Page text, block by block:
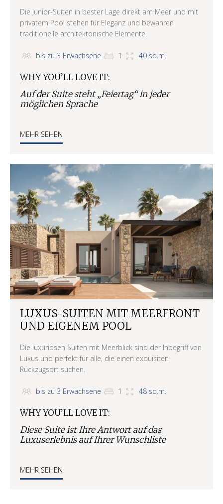
Die Junior-Suiten in bester Lage direkt am Meer und mit
privatem Pool stehen für Eleganz und bewahren
traditionelle architektonische Elemente.
bis zu 3 Erwachsene 1 40 sq.m.
WHY YOU’LL LOVE IT:
Auf der Suite steht „Feiertag“ in jeder
möglichen Sprache
MEHR SEHEN
LUXUS-SUITEN MIT MEERFRONT
UND EIGENEM POOL
Die luxuriösen Suiten mit Meerblick sind der Inbegriff von
Luxus und perfekt für alle, die einen exquisiten
Rückzugsort suchen.
bis zu 3 Erwachsene 1 48 sq.m.
WHY YOU’LL LOVE IT:
Diese Suite ist Ihre Antwort auf das
Luxuserlebnis auf Ihrer Wunschliste
MEHR SEHEN